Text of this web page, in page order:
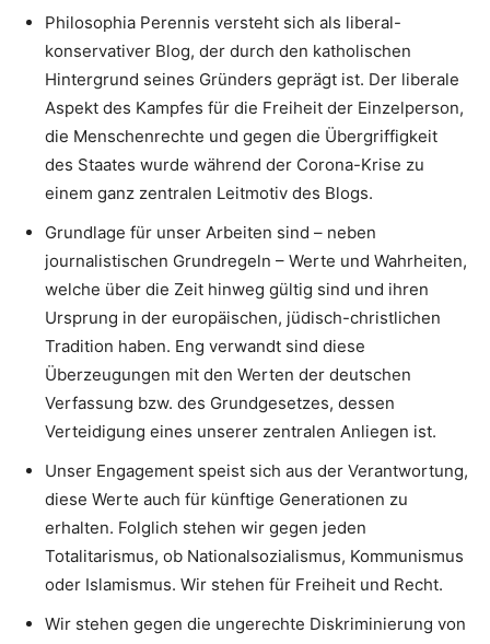
Philosophia Perennis versteht sich als liberal-
konservativer Blog, der durch den katholischen
Hintergrund seines Gründers geprägt ist. Der liberale
Aspekt des Kampfes für die Freiheit der Einzelperson,
die Menschenrechte und gegen die Übergriffigkeit
des Staates wurde während der Corona-Krise zu
einem ganz zentralen Leitmotiv des Blogs.
Grundlage für unser Arbeiten sind – neben
journalistischen Grundregeln – Werte und Wahrheiten,
welche über die Zeit hinweg gültig sind und ihren
Ursprung in der europäischen, jüdisch-christlichen
Tradition haben. Eng verwandt sind diese
Überzeugungen mit den Werten der deutschen
Verfassung bzw. des Grundgesetzes, dessen
Verteidigung eines unserer zentralen Anliegen ist.
Unser Engagement speist sich aus der Verantwortung,
diese Werte auch für künftige Generationen zu
erhalten. Folglich stehen wir gegen jeden
Totalitarismus, ob Nationalsozialismus, Kommunismus
oder Islamismus. Wir stehen für Freiheit und Recht.
Wir stehen gegen die ungerechte Diskriminierung von